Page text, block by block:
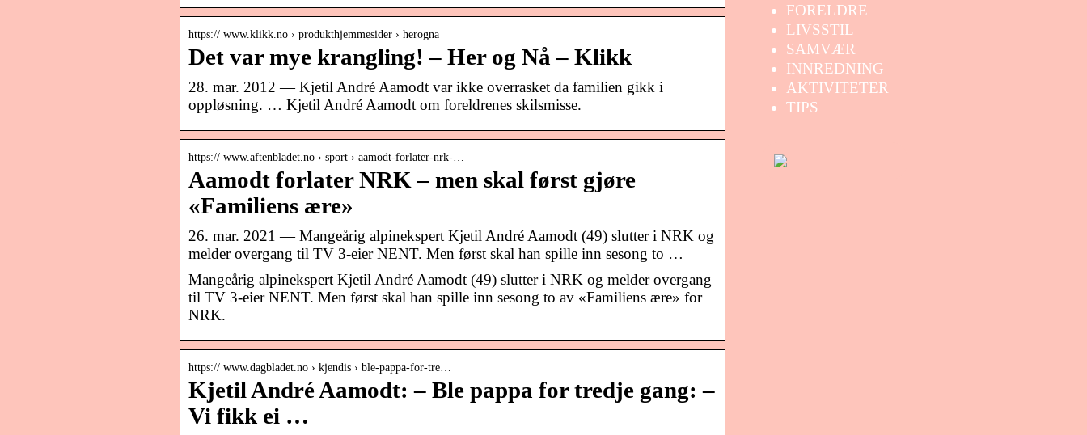
https:// www.klikk.no › produkthjemmesider › herogna
Det var mye krangling! – Her og Nå – Klikk
28. mar. 2012 — Kjetil André Aamodt var ikke overrasket da familien gikk i
oppløsning. … Kjetil André Aamodt om foreldrenes skilsmisse.
https:// www.aftenbladet.no › sport › aamodt-forlater-nrk-…
Aamodt forlater NRK – men skal først gjøre
«Familiens ære»
26. mar. 2021 — Mangeårig alpinekspert Kjetil André Aamodt (49) slutter i NRK og
melder overgang til TV 3-eier NENT. Men først skal han spille inn sesong to …
Mangeårig alpinekspert Kjetil André Aamodt (49) slutter i NRK og melder overgang
til TV 3-eier NENT. Men først skal han spille inn sesong to av «Familiens ære» for
NRK.
https:// www.dagbladet.no › kjendis › ble-pappa-for-tre…
Kjetil André Aamodt: – Ble pappa for tredje gang: –
Vi fikk ei …
FORELDRE
LIVSSTIL
SAMVÆR
INNREDNING
AKTIVITETER
TIPS